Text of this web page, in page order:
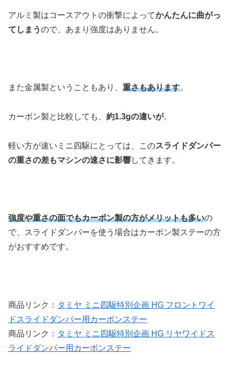
アルミ製はコースアウトの衝撃によってかんたんに曲がっ
てしまうので、あまり強度はありません。
また金属製ということもあり、 重さもあります。
カーボン製と比較しても、 約1.3gの違いが。
軽い方が速いミニ四駆にとっては、このスライドダンパー
の重さの差もマシンの速さに影響してきます。
強度や重さの面でもカーボン製の方がメリットも多いの
で、スライドダンパーを使う場合はカーボン製ステーの方
がおすすめです。
商品リンク： タミヤ ミニ四駆特別企画 HG フロントワイ
ドスライドダンパー用カーボンステー
商品リンク： タミヤ ミニ四駆特別企画 HG リヤワイドス
ライドダンパー用カーボンステー